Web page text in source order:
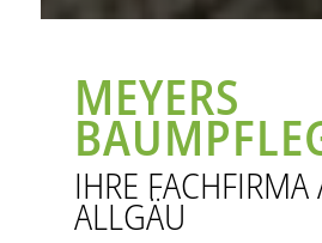
MEYERS
IHRE
ALLGÄU